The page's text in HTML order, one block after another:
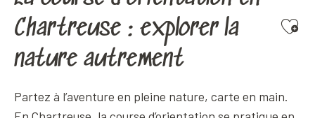
Chartreuse : explorer la
nature autrement
Partez à l’aventure en pleine nature, carte en main.